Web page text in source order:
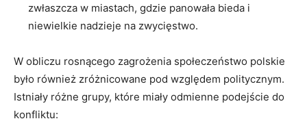
zwłaszcza w miastach, gdzie panowała bieda i
‌niewielkie nadzieje ‍na zwycięstwo.
W⁣ obliczu rosnącego zagrożenia społeczeństwo polskie
było również zróżnicowane pod względem politycznym.
Istniały różne grupy, które miały‍ odmienne podejście do
konfliktu: